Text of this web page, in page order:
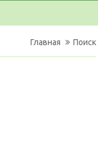
Главная Поиск